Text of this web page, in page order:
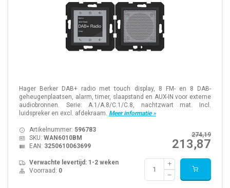
Hager Berker DAB+ radio met touch display, 8 FM- en 8 DAB-
geheugenplaatsen, alarm, timer, slaapstand en AUX-IN voor externe
audiobronnen. Serie: A.1/A.8/C.1/C.8, nachtzwart mat. Incl.
luidspreker en excl. afdekraam. Meer informatie »
274,19
213,87
Artikelnummer: 596783
SKU: WAN6010BM
EAN: 3250610063699
Verwachte levertijd: 1-2 weken
Voorraad: 0